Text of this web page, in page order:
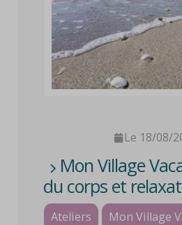
Le 18/08/
Mon Village
du corps et
mer
Ateliers
Mon Village